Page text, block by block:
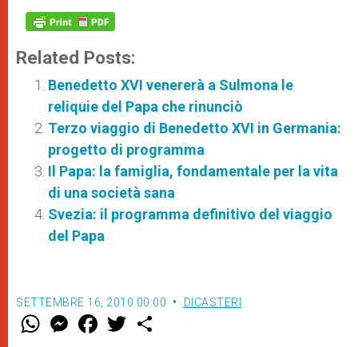
Related Posts:
Benedetto XVI venererà a Sulmona le
reliquie del Papa che rinunciò
Terzo viaggio di Benedetto XVI in Germania:
progetto di programma
Il Papa: la famiglia, fondamentale per la vita
di una società sana
Svezia: il programma definitivo del viaggio
del Papa
SETTEMBRE 16, 2010 00:00 DICASTERI
W M
e
F
a w